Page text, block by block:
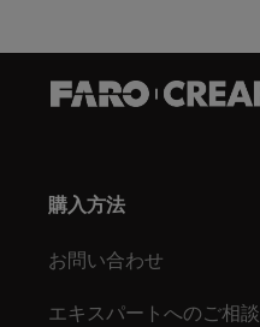
購入方法
お問い合わせ
エキスパートへのご相談